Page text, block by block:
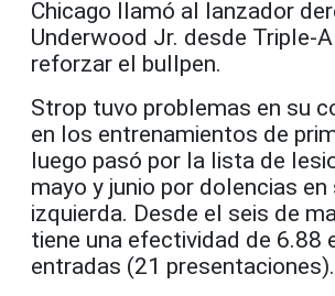
Chicago llamó al lanzador
Underwood Jr. desde Triple-
reforzar el bullpen.
Strop tuvo problemas en su
en los entrenamientos de
luego pasó por la lista de
mayo y junio por dolencias en
izquierda. Desde el seis de
tiene una efectividad de 6.88
entradas (21 presentaciones).